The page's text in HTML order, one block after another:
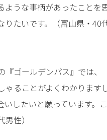
ような事柄があったことを
たいです。（富山県・40
ゴールデンパス』では、
ることがよくわかります
したいと願っています。
性）